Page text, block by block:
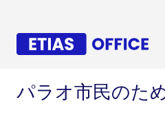
パラオ市民のた